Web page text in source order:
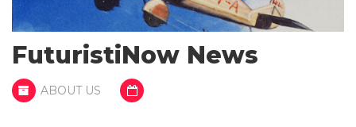
FuturistiNow News
ABOUT US